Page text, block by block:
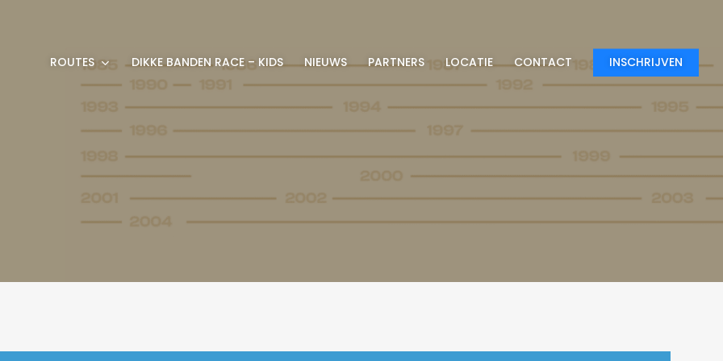
ROUTES DIKKE BANDEN RACE – KIDS NIEUWS PARTNERS LOCATIE CONTACT INSCHRIJVEN